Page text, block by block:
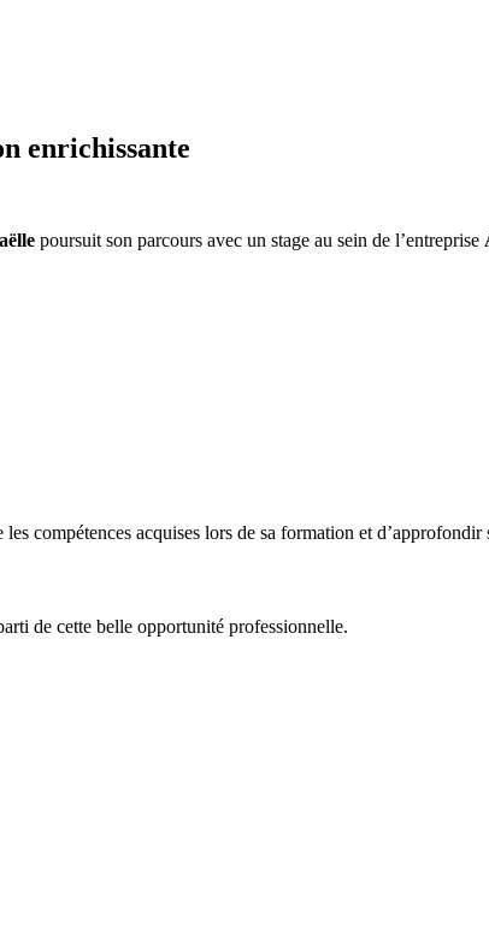
enrichissante
poursuit son parcours avec un stage au sein de l’entreprise
compétences acquises lors de sa formation et d’approfondir
de cette belle opportunité professionnelle.